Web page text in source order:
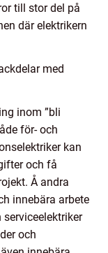
till stor del på
där elektrikern
med
inom ”bli
för- och
kan
och få
Å andra
innebära arbete
och